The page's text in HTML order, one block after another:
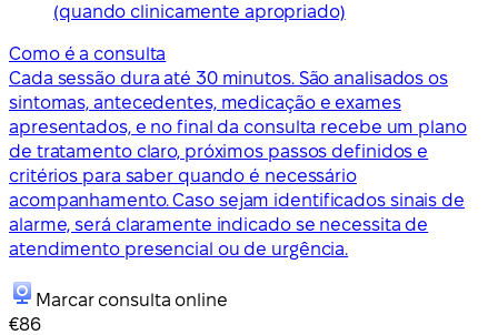
(quando clinicamente apropriado)
Como é a consulta
Cada sessão dura até 30 minutos. São analisados os
sintomas, antecedentes, medicação e exames
apresentados, e no final da consulta recebe um plano
de tratamento claro, próximos passos definidos e
critérios para saber quando é necessário
acompanhamento. Caso sejam identificados sinais de
alarme, será claramente indicado se necessita de
atendimento presencial ou de urgência.
Marcar consulta online
€86